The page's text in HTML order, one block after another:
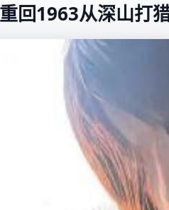
回1963从深山打